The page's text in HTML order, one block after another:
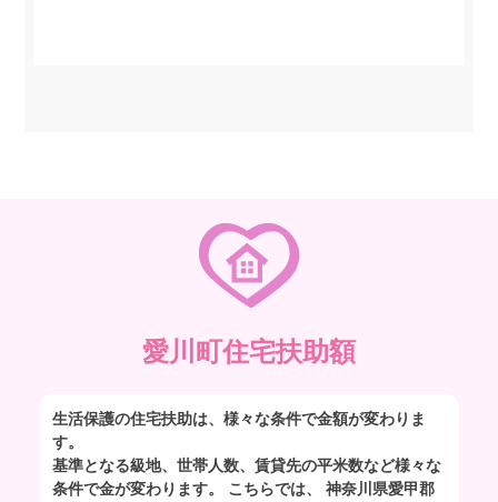
愛川町住宅扶助額
生活保護の住宅扶助は、様々な条件で金額が変わりま
す。
基準となる級地、世帯人数、賃貸先の平米数など様々な
条件で金が変わります。 こちらでは、 神奈川県愛甲郡